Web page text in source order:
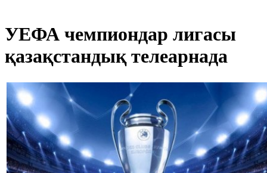
УЕФА чемпиондар лигасы
қазақстандық телеарнада